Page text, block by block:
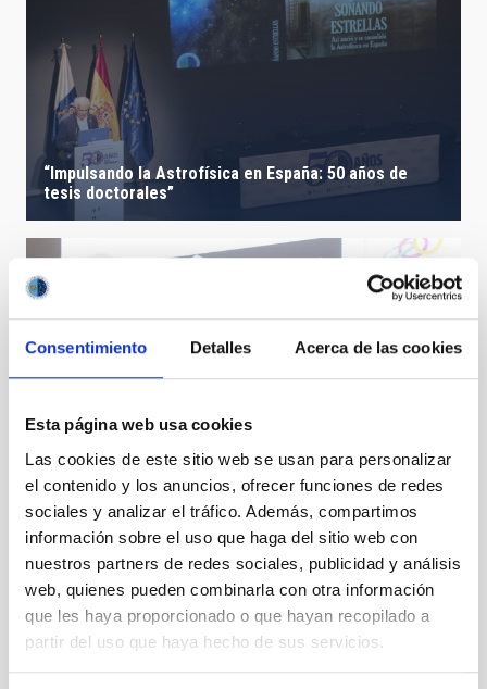
Consentimiento Detalles Acerca de las cookies
Esta página web usa cookies
Las cookies de este sitio web se usan para personalizar
el contenido y los anuncios, ofrecer funciones de redes
sociales y analizar el tráfico. Además, compartimos
información sobre el uso que haga del sitio web con
nuestros partners de redes sociales, publicidad y análisis
web, quienes pueden combinarla con otra información
que les haya proporcionado o que hayan recopilado a
partir del uso que haya hecho de sus servicios.
“Impulsando la Astrofísica en España: 50 años de
tesis doctorales”
Tenerife, una isla de conocimiento